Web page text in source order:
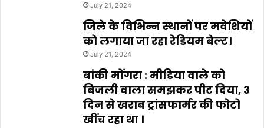
July 21, 2024
जिले के विभिन्न स्थानों पर मवेशियों
को लगाया जा रहा रेडियम बेल्ट।
July 21, 2024
बांकी मोंगरा : मीडिया वाले को
बिजली वाला समझकर पीट दिया, 3
दिन से खराब ट्रांसफार्मर की फोटो
खींच रहा था ।